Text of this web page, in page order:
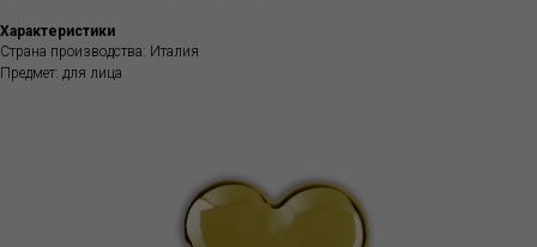
Характеристики
Страна производства: Италия
Предмет: для лица